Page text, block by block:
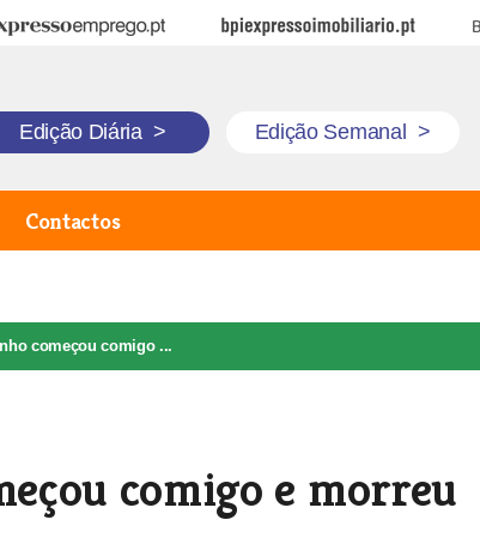
Emprego BPI Expresso Imobiliário
Edição Diária > Edição Semanal >
Contactos
começou comigo ...
comigo e morreu